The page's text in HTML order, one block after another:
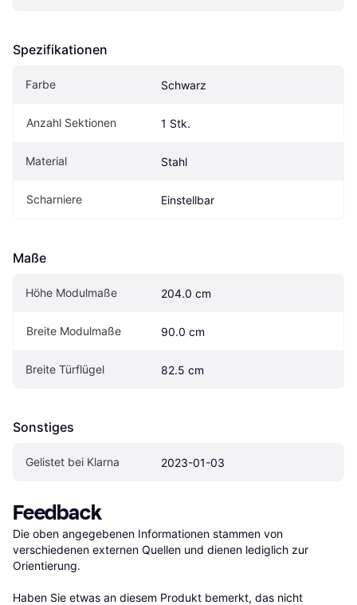
Spezifikationen
Farbe Schwarz
Anzahl Sektionen 1 Stk.
Material Stahl
Scharniere Einstellbar
Maße
Höhe Modulmaße 204.0 cm
Breite Modulmaße 90.0 cm
Breite Türflügel 82.5 cm
Sonstiges
Gelistet bei Klarna 2023-01-03
Feedback
Die oben angegebenen Informationen stammen von
verschiedenen externen Quellen und dienen lediglich zur
Orientierung.
Haben Sie etwas an diesem Produkt bemerkt, das nicht